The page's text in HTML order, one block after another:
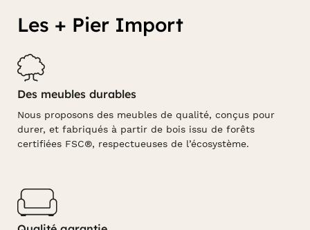
Les + Pier Import
Des meubles durables
Nous proposons des meubles de qualité, conçus pour
durer, et fabriqués à partir de bois issu de forêts
certifiées FSC®, respectueuses de l’écosystème.